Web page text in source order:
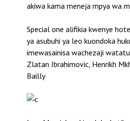
akiwa kama meneja mpya wa
Special one alifikia kwenye
ya asubuhi ya leo kuondoka
imewasainisa wachezaji
Zlatan Ibrahimovic, Henrikh
Bailly